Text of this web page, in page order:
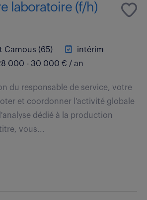
laboratoire (f/h)
Camous (65)
intérim
000 - 30 000 € / an
du responsable de service, votre
et coordonner l'activité globale
dédié à la production
vous...